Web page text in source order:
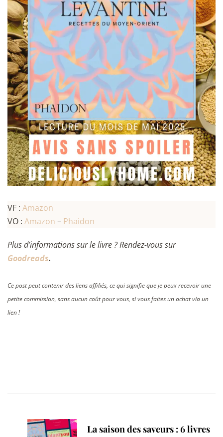
VF : Amazon
VO : Amazon – Phaidon
Plus d’informations sur le livre ? Rendez-vous sur
Goodreads.
Ce post peut contenir des liens affiliés, ce qui signifie que je peux recevoir une
petite commission, sans aucun coût pour vous, si vous faites un achat via un
lien !
Navigation
La saison des saveurs : 6 livres